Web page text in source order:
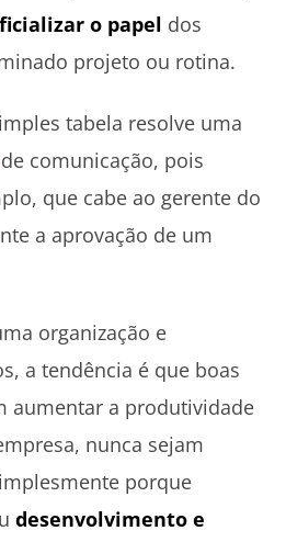
o papel dos
projeto ou rotina.
tabela resolve uma
de comunicação, pois
que cabe ao gerente do
a aprovação de um
organização e
a tendência é que boas
aumentar a produtividade
nunca sejam
porque
desenvolvimento e